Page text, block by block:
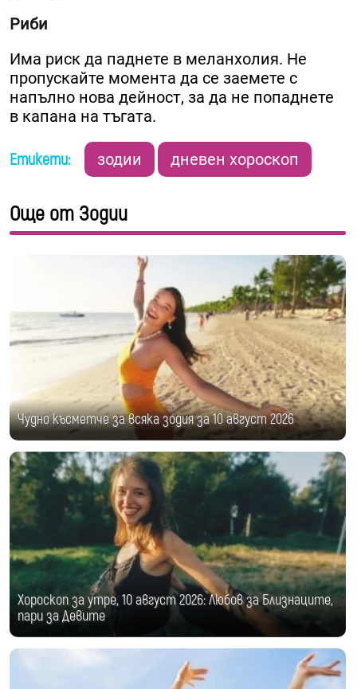
Риби
Има риск да паднете в меланхолия. Не
пропускайте момента да се заемете с
напълно нова дейност, за да не попаднете
в капана на тъгата.
Етикети: зодии дневен хороскоп
Още от Зодии
Чудно късметче за всяка зодия за 10 август 2026
Хороскоп за утре, 10 август 2026: Любов за Близнаците,
пари за Девите